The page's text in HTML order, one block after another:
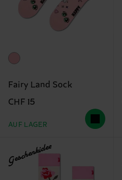
Fairy Land Sock
CHF 15
AUF LAGER
Geschenkidee